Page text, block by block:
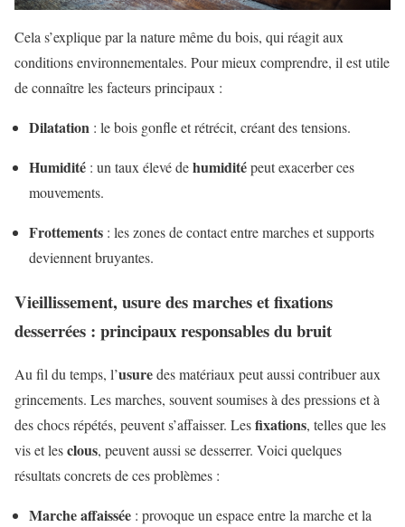
Cela s’explique par la nature même du bois, qui réagit aux
conditions environnementales. Pour mieux comprendre, il est utile
de connaître les facteurs principaux :
Dilatation : le bois gonfle et rétrécit, créant des tensions.
Humidité : un taux élevé dehumiditépeut exacerber ces
mouvements.
Frottements : les zones de contact entre marches et supports
deviennent bruyantes.
Vieillissement, usure des marches et fixations
desserrées : principaux responsables du bruit
Au fil du temps, l’usuredes matériaux peut aussi contribuer aux
grincements. Les marches, souvent soumises à des pressions et à
des chocs répétés, peuvent s’affaisser. Lesfixations, telles que les
vis et lesclous, peuvent aussi se desserrer. Voici quelques
résultats concrets de ces problèmes :
Marche affaissée : provoque un espace entre la marche et la